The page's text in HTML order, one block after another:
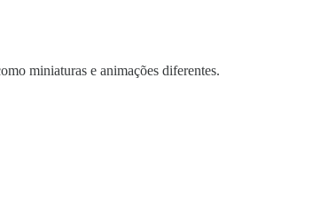
miniaturas e animações diferentes.